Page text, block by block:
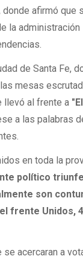
afirmó que
la
de Santa Fe,
mesas
llevó al frente a
a las palabras
en toda la
político
son
frente Unidos,
acercaran a